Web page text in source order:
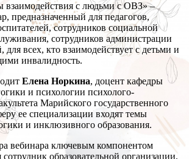
взаимодействия с людьми с ОВЗ» –
предназначенный для педагогов,
сотрудников социальной
сотрудников администрации
для всех, кто взаимодействует с детьми и
инвалидность.
Елена Норкина, доцент кафедры
и психологии психолого-
Марийского государственного
ее специализации входят темы
и инклюзивного образования.
вебинара ключевым компонентом
образовательной организации,